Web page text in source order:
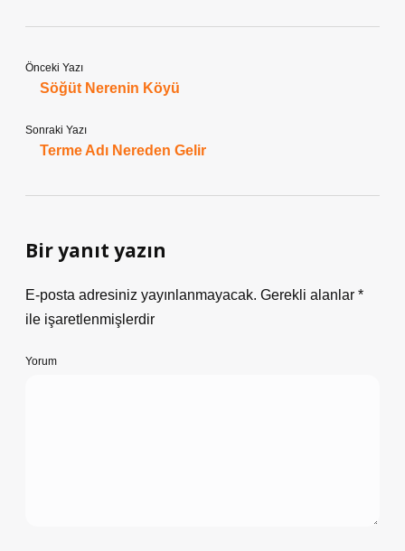
Önceki Yazı
Söğüt Nerenin Köyü
Sonraki Yazı
Terme Adı Nereden Gelir
Bir yanıt yazın
E-posta adresiniz yayınlanmayacak. Gerekli alanlar *
ile işaretlenmişlerdir
Yorum